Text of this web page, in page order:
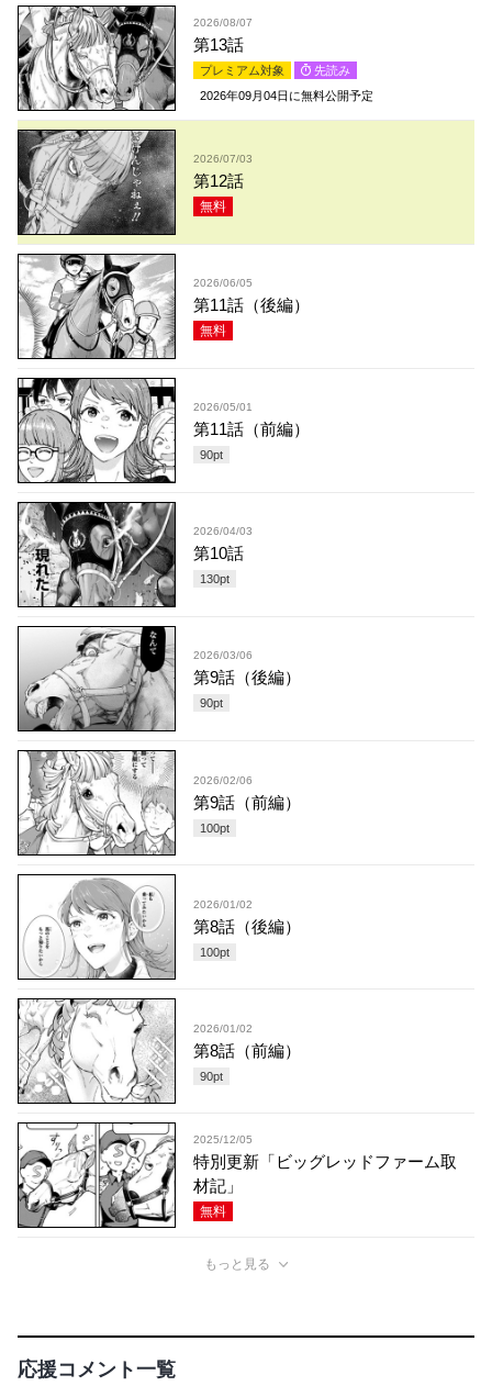
2026/08/07
第13話
プレミアム対象
先読み
2026年09月04日 に無料公開予定
2026/07/03
第12話
無料
2026/06/05
第11話（後編）
無料
2026/05/01
第11話（前編）
90pt
2026/04/03
第10話
130pt
2026/03/06
第9話（後編）
90pt
2026/02/06
第9話（前編）
100pt
2026/01/02
第8話（後編）
100pt
2026/01/02
第8話（前編）
90pt
2025/12/05
特別更新「ビッグレッドファーム取
材記」
無料
もっと見る
応援コメント一覧